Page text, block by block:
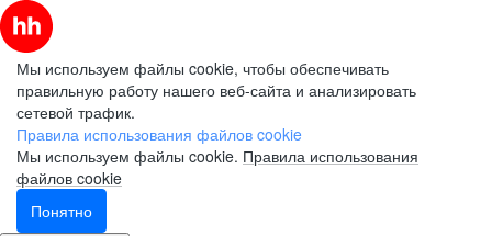
Мы используем файлы cookie, чтобы обеспечивать
правильную работу нашего веб-сайта и анализировать
сетевой трафик.
Правила использования файлов cookie
Мы используем файлы cookie. Правила использования
файлов cookie
Понятно